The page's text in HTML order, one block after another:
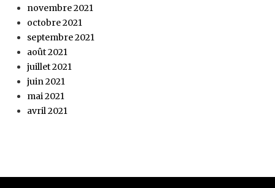
novembre 2021
octobre 2021
septembre 2021
août 2021
juillet 2021
juin 2021
mai 2021
avril 2021